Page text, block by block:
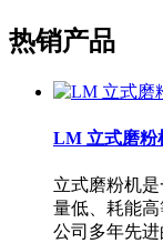
热销产品
LM 立式磨粉
立式磨粉机
量低、耗能
公司多年先